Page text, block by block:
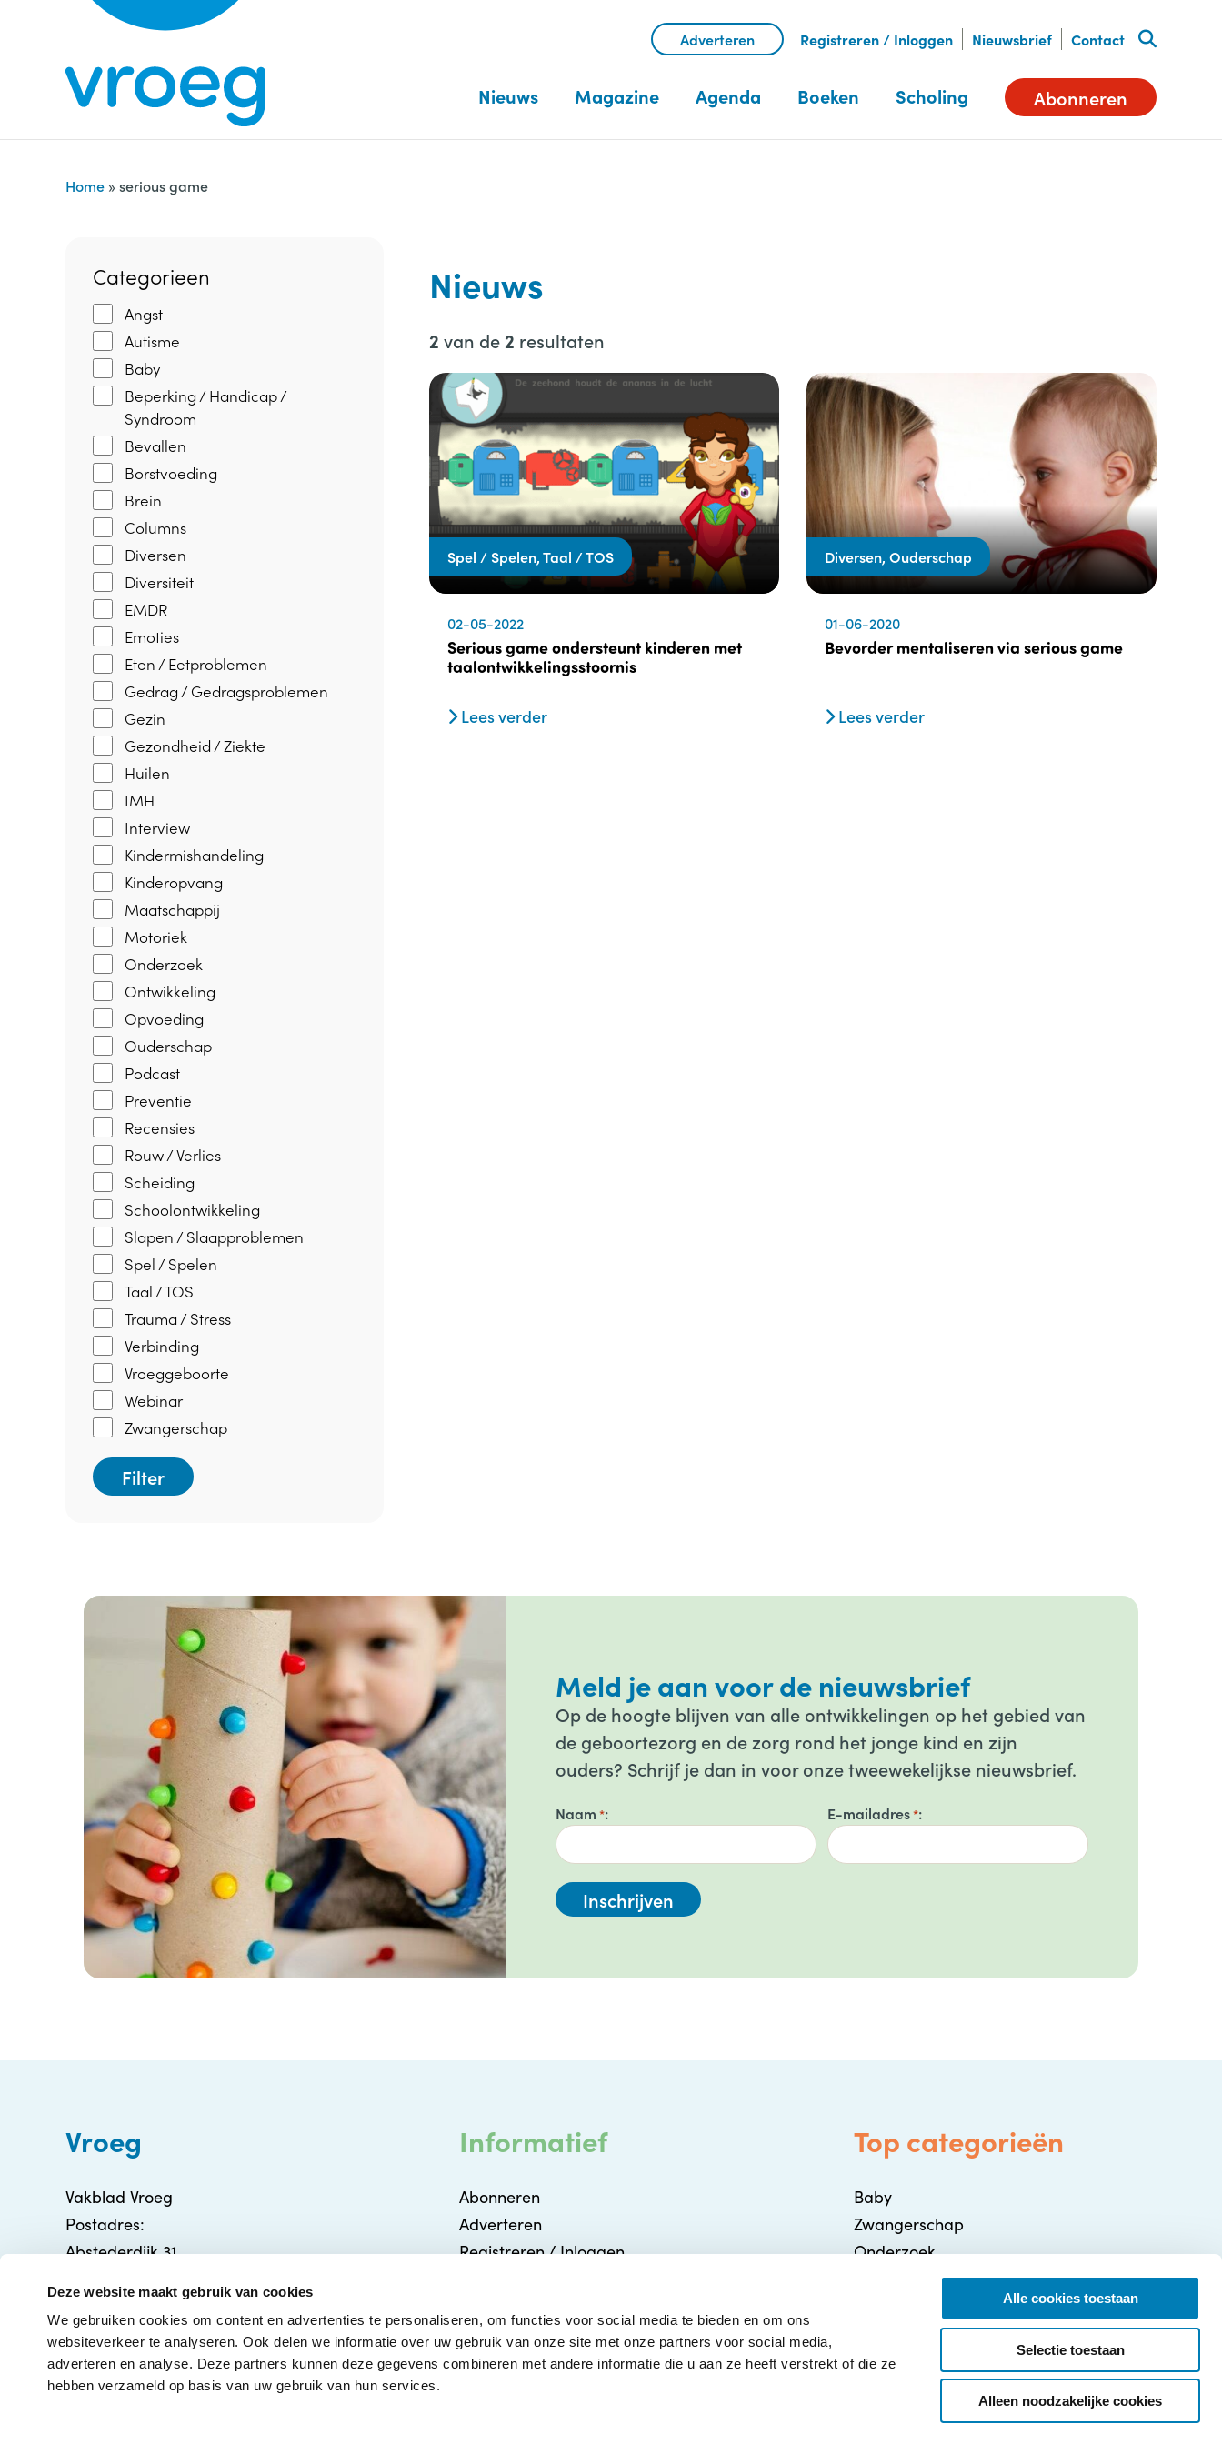
Deze website maakt gebruik van cookies
We gebruiken cookies om content en advertenties te personaliseren, om functies voor social media te bieden en om ons
websiteverkeer te analyseren. Ook delen we informatie over uw gebruik van onze site met onze partners voor social media,
adverteren en analyse. Deze partners kunnen deze gegevens combineren met andere informatie die u aan ze heeft verstrekt of die ze
hebben verzameld op basis van uw gebruik van hun services.
Alle cookies toestaan
Selectie toestaan
Alleen noodzakelijke cookies
Adverteren Registreren / Inloggen Nieuwsbrief Contact
Nieuws Magazine Agenda Boeken Scholing Abonneren
Home » serious game
Categorieen
Angst
Autisme
Baby
Beperking / Handicap /
Syndroom
Bevallen
Borstvoeding
Brein
Columns
Diversen
Diversiteit
EMDR
Emoties
Eten / Eetproblemen
Gedrag / Gedragsproblemen
Gezin
Gezondheid / Ziekte
Huilen
IMH
Interview
Kindermishandeling
Kinderopvang
Maatschappij
Motoriek
Onderzoek
Ontwikkeling
Opvoeding
Ouderschap
Podcast
Preventie
Recensies
Rouw / Verlies
Scheiding
Schoolontwikkeling
Slapen / Slaapproblemen
Spel / Spelen
Taal / TOS
Trauma / Stress
Verbinding
Vroeggeboorte
Webinar
Zwangerschap
Nieuws
2 van de 2 resultaten
Spel / Spelen, Taal / TOS
02-05-2022
Serious game ondersteunt kinderen met
taalontwikkelingsstoornis
Lees verder
Diversen, Ouderschap
01-06-2020
Bevorder mentaliseren via serious game
Lees verder
Meld je aan voor de nieuwsbrief
Op de hoogte blijven van alle ontwikkelingen op het gebied van
de geboortezorg en de zorg rond het jonge kind en zijn
ouders? Schrijf je dan in voor onze tweewekelijkse nieuwsbrief.
Naam * E-mailadres*
Vroeg
Vakblad Vroeg
Postadres:
Abstederdijk 31
info@vakbladvroeg.nl
KVK: 71316426
Informatief
Abonneren
Adverteren
Registreren / Inloggen
Contact
Top categorieën
Baby
Zwangerschap
Onderzoek
Gezondheid / Ziekte
Ouderschap